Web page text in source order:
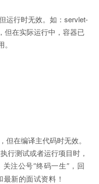
运行时无效。如：servlet-
但在实际运行中，容器已
但在编译主代码时无效。
行测试或者运行项目时，
关注公号“终码一生”，回
最新的面试资料 ！